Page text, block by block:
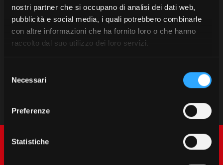
nostri partner che si occupano di analisi dei dati web,
pubblicità e social media, i quali potrebbero combinarle
con altre informazioni che ha fornito loro o che hanno
raccolto dal suo utilizzo dei loro servizi.
delNecessari
Preferenze
Statistiche